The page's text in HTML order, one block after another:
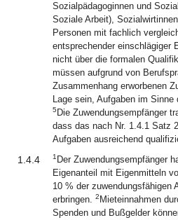
Sozialpädagoginnen und
Soziale Arbeit),
Personen mit fachlich
entsprechender einschlägiger
nicht über die formalen
müssen aufgrund von
Zusammenhang erworbenen
Lage sein, Aufgaben im Sinne
5 Die Zuwendungsempfänger
dass das nach Nr. 1.4.1 Satz
Aufgaben ausreichend
1.4.4 1 Der Zuwendungsempfänger
Eigenanteil mit Eigenmitteln
10 % der zuwendungsfähigen
erbringen. 2 Mieteinnahmen
Spenden und Bußgelder